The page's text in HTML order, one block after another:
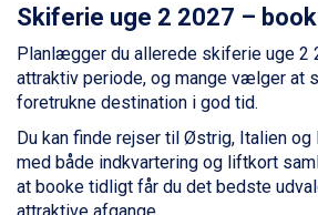
Ponte di Legno fra DKK 4.745
Sauze dOulx fra DKK 4.045
Alleghe fra DKK 5.595
Bad Gastein fra DKK 4.195
Arabba fra DKK 7.045
La Thuile fra DKK 4.595
Val Thorens fra DKK 5.395
Cervinia fra DKK 5.295
Skiferie uge 2 2027 –
Planlægger du allerede skiferie uge 2
attraktiv periode, og mange vælger at
foretrukne destination i god tid.
Du kan finde rejser til Østrig, Italien og
med både indkvartering og liftkort
at booke tidligt får du det bedste